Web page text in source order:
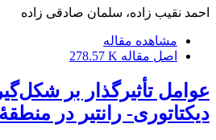
احمد نقیب زاده، سلمان صادقی زاده
مشاهده مقاله
اصل مقاله 278.57 K
عوامل تأثیرگذار بر
دیکتاتوری- رانتیر در